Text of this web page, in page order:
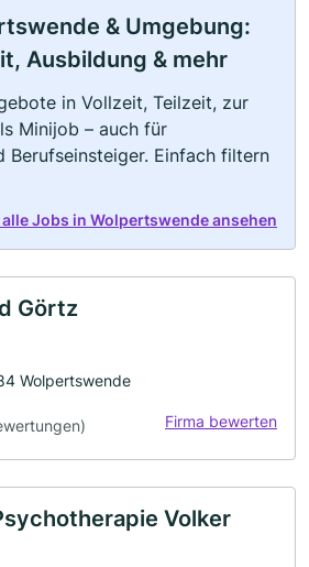
& Umgebung:
Ausbildung & mehr
in Vollzeit, Teilzeit, zur
Minijob – auch für
Berufseinsteiger. Einfach filtern
Jobs in Wolpertswende ansehen
Görtz
Wolpertswende
Firma bewerten
Volker